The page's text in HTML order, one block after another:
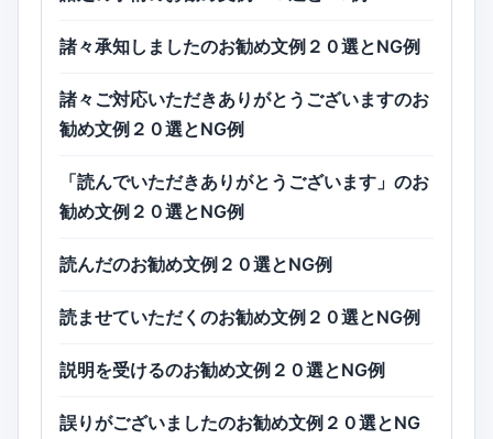
諸々承知しましたのお勧め文例２０選とNG例
諸々ご対応いただきありがとうございますのお
勧め文例２０選とNG例
「読んでいただきありがとうございます」のお
勧め文例２０選とNG例
読んだのお勧め文例２０選とNG例
読ませていただくのお勧め文例２０選とNG例
説明を受けるのお勧め文例２０選とNG例
誤りがございましたのお勧め文例２０選とNG